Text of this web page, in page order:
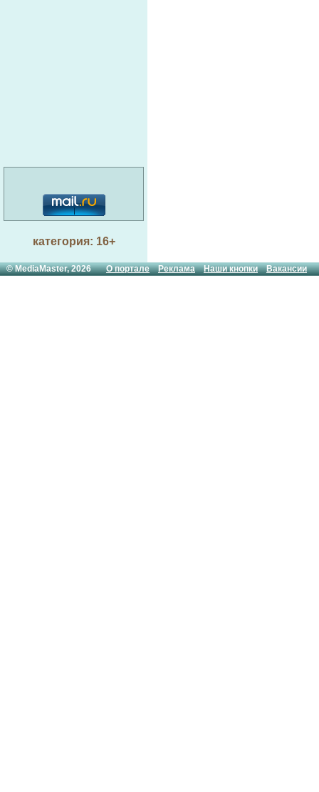
категория: 16+
© MediaMaster, 2026О портале Реклама Наши кнопки Вакансии